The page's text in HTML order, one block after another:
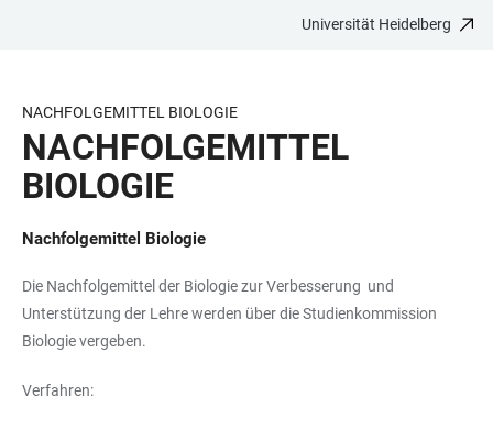
BARRIEREFREIHEIT
Universität Heidelberg
NACHFOLGEMITTEL BIOLOGIE
NACHFOLGEMITTEL
BIOLOGIE
Nachfolgemittel Biologie
Die Nachfolgemittel der Biologie zur Verbesserung und
Unterstützung der Lehre werden über die Studienkommission
Biologie vergeben.
Verfahren: